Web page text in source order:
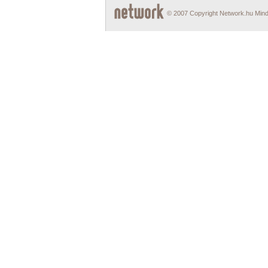
© 2007 Copyright Network.hu